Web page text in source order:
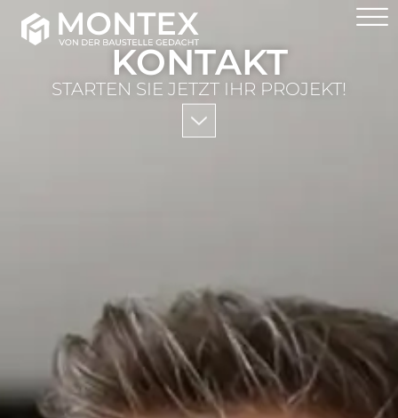
KONTAKT
STARTEN SIE JETZT IHR PROJEKT!